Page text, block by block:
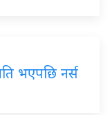
भएपछि नर्स